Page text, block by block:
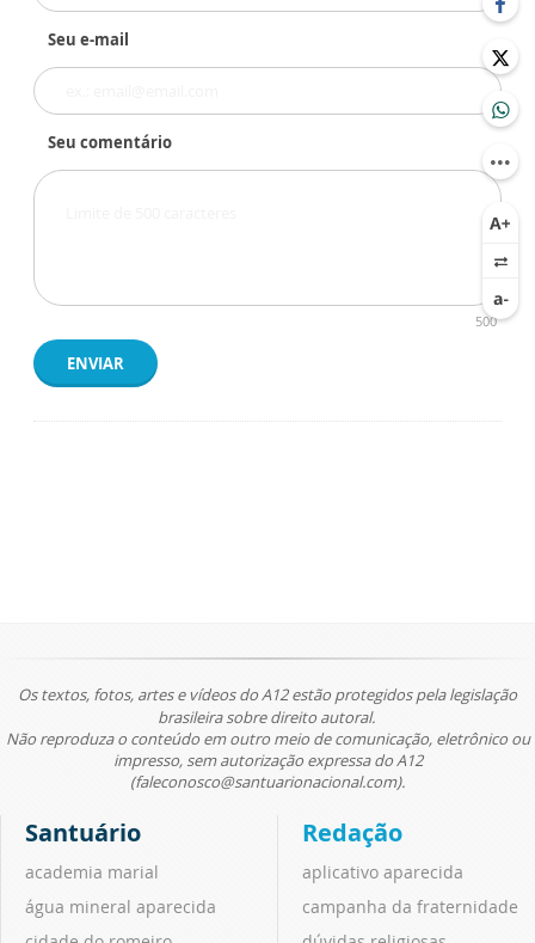
Seu e-mail
Seu comentário
500
ENVIAR
Os textos, fotos, artes e vídeos do A12 estão protegidos pela legislação
brasileira sobre direito autoral.
Não reproduza o conteúdo em outro meio de comunicação, eletrônico ou
impresso, sem autorização expressa do A12
(faleconosco@santuarionacional.com).
Santuário
academia marial
água mineral aparecida
Redação
aplicativo aparecida
campanha da fraternidade